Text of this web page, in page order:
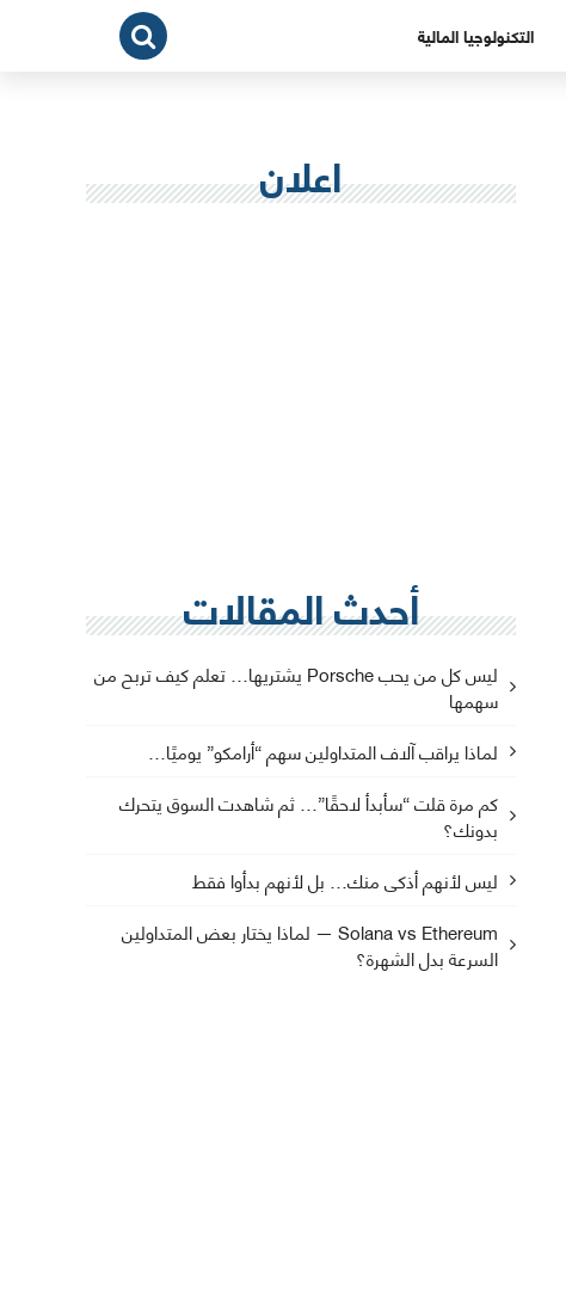
التكنولوجيا المالية
اعلان
أحدث المقالات
ليس كل من يحب Porsche يشتريها… تعلم كيف تربح من
سهمها
لماذا يراقب آلاف المتداولين سهم “أرامكو” يوميًا…
كم مرة قلت “سأبدأ لاحقًا”… ثم شاهدت السوق يتحرك
بدونك؟
ليس لأنهم أذكى منك… بل لأنهم بدأوا فقط
Solana vs Ethereum — لماذا يختار بعض المتداولين
السرعة بدل الشهرة؟